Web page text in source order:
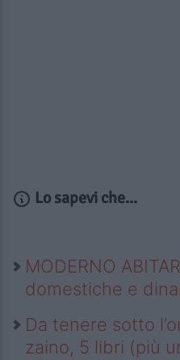
Lo sapevi che...
MODERNO
domestiche e
Da tenere sotto
zaino, 5 libri (più